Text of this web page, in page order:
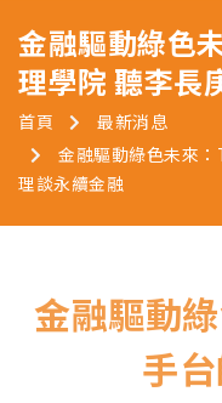
金融驅動綠色
理學院 聽李長
首頁
最新消息
金融驅動綠色未來
理談永續金融
金融驅動
手